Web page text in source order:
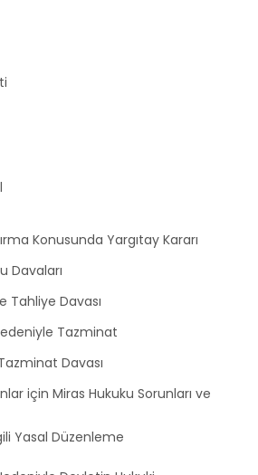
Konusunda Yargıtay Kararı
Davaları
Tahliye Davası
Tazminat
Davası
için Miras Hukuku Sorunları ve
Yasal Düzenleme